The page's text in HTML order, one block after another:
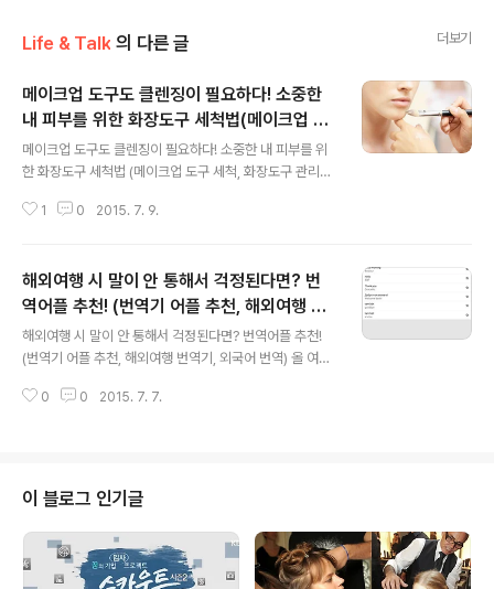
Life & Talk 의 다른 글 더보기
메이크업 도구도 클렌징이 필요하다! 소중한
내 피부를 위한 화장도구 세척법(메이크업 도
구 세척, 화장도구 관리법, 브러시 세척, 에어
퍼프 세척법)
메이크업 도구도 클렌징이 필요하다! 소중한 내 피부를 위
한 화장도구 세척법 (메이크업 도구 세척, 화장도구 관리법,
것이 더 중요하다’라는 말이 있죠? 그런데 화장품도 잘 관
구는 체크해 보셨나요? 화장도구, 방치하면 세균덩어리?
얼굴만 클렌징이 필요한 것이 아니라 화장도구도 클렌징이
필요합니다. 아무리 얼굴을 열심히 관리하고 손을 청결하
게 유지해도 더러워진 화장도구를 얼굴에 갖다 댄다면, 그
대로 화장도구 속 세균에 노출될 수 밖에 없기 때문인데요.
화장품 속 유분과 얼굴의 피지와 먼지가 잔뜩 묻은 화장도
1 0 2015. 7. 9.
해외여행 시 말이 안 통해서 걱정된다면? 번
역어플 추천! (번역기 어플 추천, 해외여행 번
역기, 외국어 번역)
해외여행 시 말이 안 통해서 걱정된다면? 번역어플 추천!
(번역기 어플 추천, 해외여행 번역기, 외국어 번역) 올 여름
내 대표 휴가지를 방문하거나 또는 국내를 벗어나 해외로
닐까 싶습니다. 하지만 너무 걱정마세요~ 외국어에 대한
고민을 조금이라도 덜어 줄 다양한 번역어플들이 있기 때
문인데요. 스마트한 세상, 스마트하게 여행해 보아요~ 1. G
oogle 번역 제일 먼저 소개해드릴 어플은 ‘Google 번
역’입니다. Google에서 지원하는 번역서비스 어플로 이
0 0 2015. 7. 7.
이 블로그 인기글